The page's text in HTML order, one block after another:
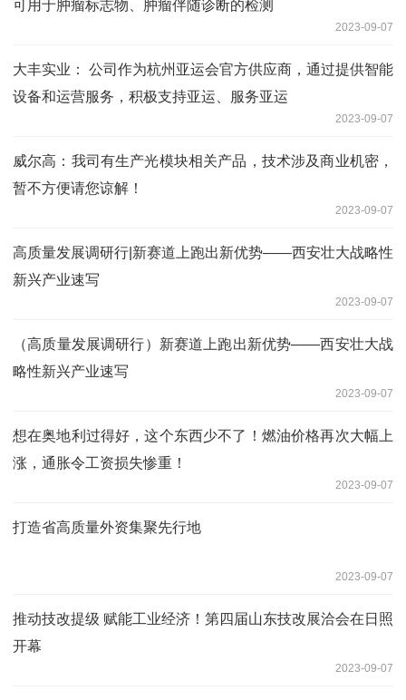
可用于肿瘤标志物、肿瘤伴随诊断的检测
2023-09-07
大丰实业： 公司作为杭州亚运会官方供应商，通过提供智能
设备和运营服务，积极支持亚运、服务亚运
2023-09-07
威尔高：我司有生产光模块相关产品，技术涉及商业机密，
暂不方便请您谅解！
2023-09-07
高质量发展调研行|新赛道上跑出新优势——西安壮大战略性
新兴产业速写
2023-09-07
（高质量发展调研行）新赛道上跑出新优势——西安壮大战
略性新兴产业速写
2023-09-07
想在奥地利过得好，这个东西少不了！燃油价格再次大幅上
涨，通胀令工资损失惨重！
2023-09-07
打造省高质量外资集聚先行地
2023-09-07
推动技改提级 赋能工业经济！第四届山东技改展洽会在日照
开幕
2023-09-07